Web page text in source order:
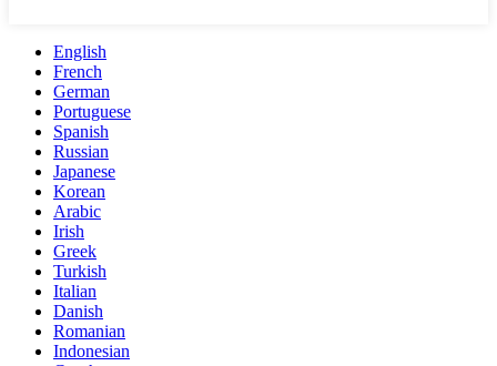
English
French
German
Portuguese
Spanish
Russian
Japanese
Korean
Arabic
Irish
Greek
Turkish
Italian
Danish
Romanian
Indonesian